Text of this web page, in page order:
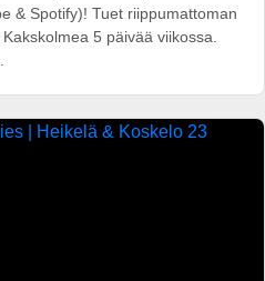
& Spotify)! Tuet riippumattoman
5 päivää viikossa.